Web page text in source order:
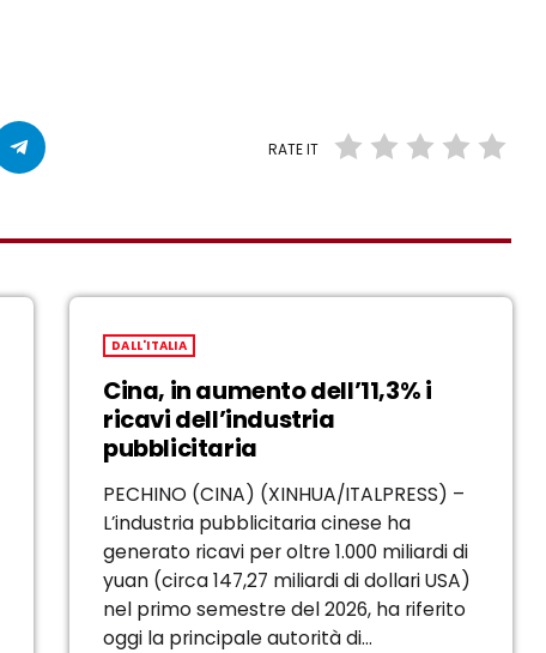
RATE IT
DALL'ITALIA
Cina, in aumento dell’11,3% i
ricavi dell’industria
pubblicitaria
PECHINO (CINA) (XINHUA/ITALPRESS) –
L’industria pubblicitaria cinese ha
generato ricavi per oltre 1.000 miliardi di
yuan (circa 147,27 miliardi di dollari USA)
nel primo semestre del 2026, ha riferito
oggi la principale autorità di